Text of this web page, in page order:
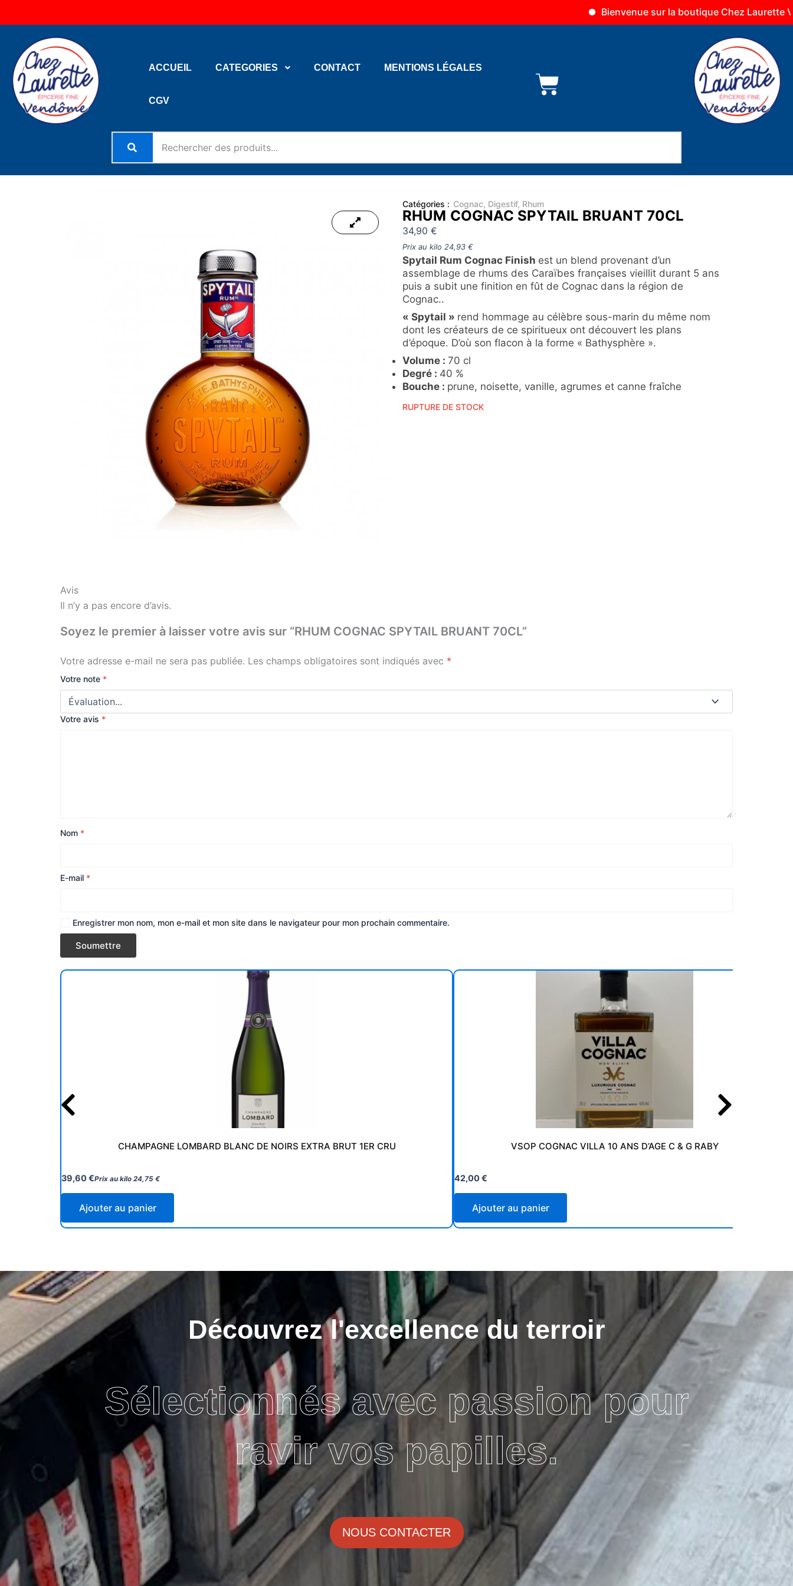
Bienvenue sur la boutique Chez Laurette
au
ACCUEIL CATEGORIES CONTACT MENTIONS LÉGALES
CGV
Catégories : Cognac, Digestif, Rhum
RHUM COGNAC SPYTAIL BRUANT 70CL
34,90 €
Prix au kilo 24,93 €
Spytail Rum Cognac Finish est un blend provenant d’un
assemblage de rhums des Caraïbes françaises vieillit durant 5 ans
puis a subit une finition en fût de Cognac dans la région de
Cognac..
« Spytail » rend hommage au célèbre sous-marin du même nom
dont les créateurs de ce spiritueux ont découvert les plans
d’époque. D’où son flacon à la forme « Bathysphère ».
Volume : 70 cl
Degré : 40 %
Bouche : prune, noisette, vanille, agrumes et canne fraîche
RUPTURE DE STOCK
Avis
Il n’y a pas encore d’avis.
Soyez le premier à laisser votre avis sur “RHUM COGNAC SPYTAIL BRUANT 70CL”
Votre adresse e-mail ne sera pas publiée. Les champs obligatoires sont indiqués avec *
Votre note *
Votre avis *
Nom *
E-mail *
Enregistrer mon nom, mon e-mail et mon site dans le navigateur pour mon prochain commentaire.
CHAMPAGNE LOMBARD BLANC DE NOIRS EXTRA BRUT 1ER CRU
39,60€Prix au kilo 24,75 €
Ajouter au panier
VSOP COGNAC VILLA 10 ANS D’AGE C & G RABY
42,00€
Ajouter au panier
Découvrez l'excellence du terroir
Sélectionnés avec passion pour
ravir vos papilles.
NOUS CONTACTER